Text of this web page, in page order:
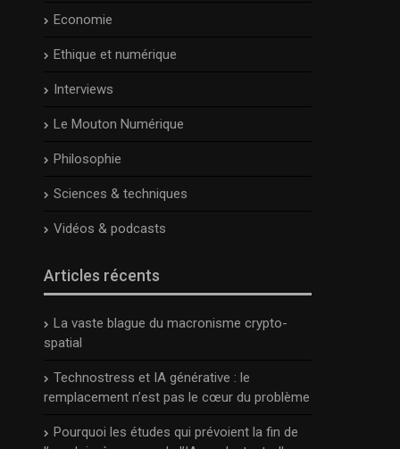
Economie
Ethique et numérique
Interviews
Le Mouton Numérique
Philosophie
Sciences & techniques
Vidéos & podcasts
Articles récents
La vaste blague du macronisme crypto-
spatial
Technostress et IA générative : le
remplacement n’est pas le cœur du problème
Pourquoi les études qui prévoient la fin de